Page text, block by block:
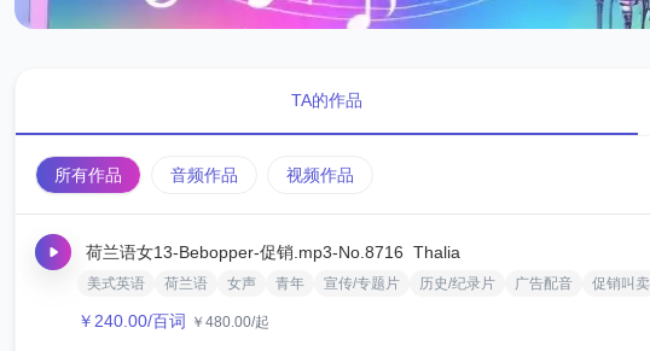
TA的作品
所有作品 音频作品 视频作品
荷兰语女13-Bebopper-促销.mp3-No.8716 ‌Thalia
美式英语 荷兰语 女声 青年 宣传/专题片 历史/纪录片 广告配音 促销叫卖
￥ 240.00/百词 ￥ 480.00/起